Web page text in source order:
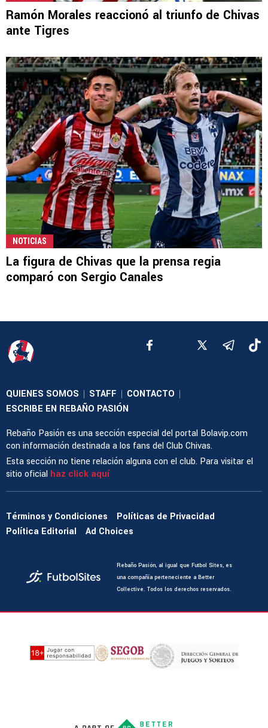
Ramón Morales reaccionó al triunfo de Chivas
ante Tigres
NOTICIAS
La figura de Chivas que la prensa regia
comparó con Sergio Canales
QUIENES SOMOS | STAFF | CONTACTO |
ESCRIBE EN REBAÑO PASIÓN
Rebaño Pasión es una sección especial del portal Bolavip.com
con información destinada a los fans del Club Chivas.
Esta sección no tiene relación alguna con el club. Para visitar el
sitio oficial haz click aquí
Términos y Condiciones
Políticas de Privacidad
Política Editorial
Ad Choices
Rebaño Pasión, al igual que Futbol Sites, es
una compañía perteneciente a Better
Collective. Todos los derechos reservados.